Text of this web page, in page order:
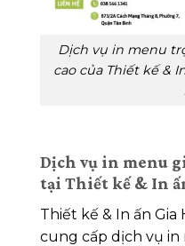
Dịch vụ in menu
cao của Thiết kế &
Dịch vụ in menu
tại Thiết kế & In
Thiết kế & In ấn
cung cấp dịch vụ